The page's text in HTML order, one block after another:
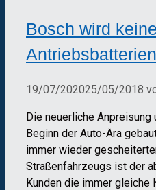
Bosch wird
19/07/202025/05/2018
Die neuerliche
Beginn der Auto-Ära
immer wieder
Straßenfahrzeugs ist der
Kunden die immer gleiche